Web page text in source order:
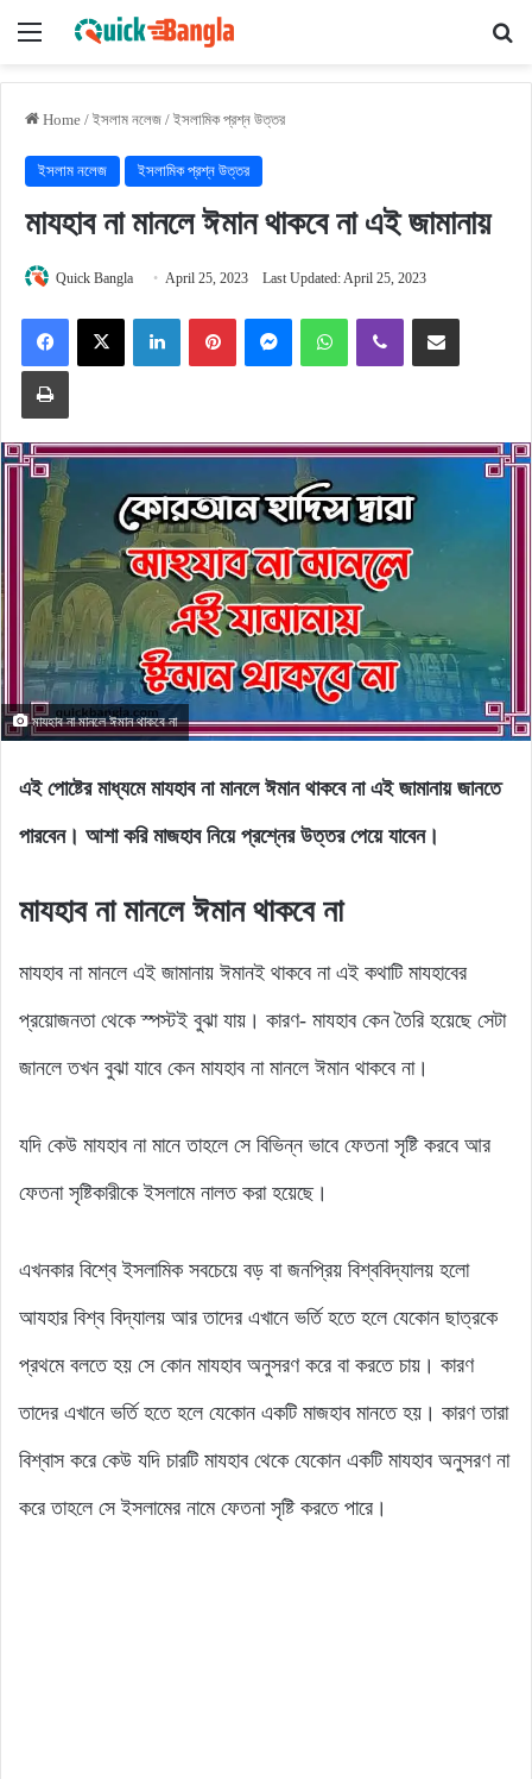
Menu
Home / ইসলাম নলেজ / ইসলামিক প্রশ্ন উত্তর
ইসলাম নলেজ ইসলামিক প্রশ্ন উত্তর
মাযহাব না মানলে ঈমান থাকবে না এই জামানায়
Quick Bangla April 25, 2023 Last Updated: April 25, 2023
FacebookX LinkedInPinterestMessengerWhatsAppViber Share via Email
Print
মাযহাব না মানলে ঈমান থাকবে না
এই পোষ্টের মাধ্যমে মাযহাব না মানলে ঈমান থাকবে না এই জামানায় জানতে
পারবেন। আশা করি মাজহাব নিয়ে প্রশ্নের উত্তর পেয়ে যাবেন।
মাযহাব না মানলে ঈমান থাকবে না
মাযহাব না মানলে এই জামানায় ঈমানই থাকবে না এই কথাটি মাযহাবের
প্রয়োজনতা থেকে স্পস্টই বুঝা যায়। কারণ- মাযহাব কেন তৈরি হয়েছে সেটা
জানলে তখন বুঝা যাবে কেন মাযহাব না মানলে ঈমান থাকবে না।
যদি কেউ মাযহাব না মানে তাহলে সে বিভিন্ন ভাবে ফেতনা সৃষ্টি করবে আর
ফেতনা সৃষ্টিকারীকে ইসলামে নালত করা হয়েছে।
এখনকার বিশ্বে ইসলামিক সবচেয়ে বড় বা জনপ্রিয় বিশ্ববিদ্যালয় হলো
আযহার বিশ্ব বিদ্যালয় আর তাদের এখানে ভর্তি হতে হলে যেকোন ছাত্রকে
প্রথমে বলতে হয় সে কোন মাযহাব অনুসরণ করে বা করতে চায়। কারণ
তাদের এখানে ভর্তি হতে হলে যেকোন একটি মাজহাব মানতে হয়। কারণ তারা
বিশ্বাস করে কেউ যদি চারটি মাযহাব থেকে যেকোন একটি মাযহাব অনুসরণ না
করে তাহলে সে ইসলামের নামে ফেতনা সৃষ্টি করতে পারে।